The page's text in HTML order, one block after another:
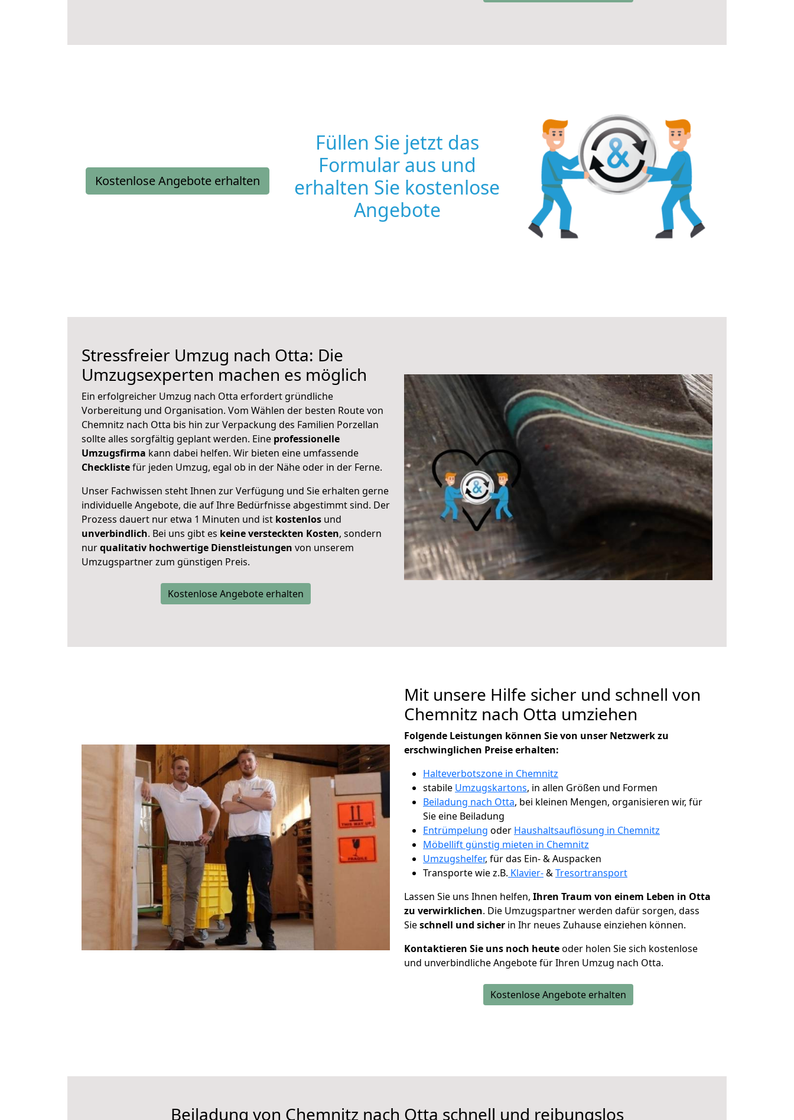
Kostenlose Angebote erhalten
Füllen Sie jetzt das
Formular aus und
erhalten Sie kostenlose
Angebote
Stressfreier Umzug nach Otta: Die
Umzugsexperten machen es möglich
Ein erfolgreicher Umzug nach Otta erfordert gründliche
Vorbereitung und Organisation. Vom Wählen der besten Route von
Chemnitz nach Otta bis hin zur Verpackung des Familien Porzellan
sollte alles sorgfältig geplant werden. Eine professionelle
Umzugsfirma kann dabei helfen. Wir bieten eine umfassende
Checklistefür jeden Umzug, egal ob in der Nähe oder in der Ferne.
Unser Fachwissen steht Ihnen zur Verfügung und Sie erhalten gerne
individuelle Angebote, die auf Ihre Bedürfnisse abgestimmt sind. Der
Prozess dauert nur etwa 1 Minuten und ist kostenlos und
unverbindlich. Bei uns gibt es keine versteckten Kosten, sondern
nurqualitativ hochwertige Dienstleistungen von unserem
Umzugspartner zum günstigen Preis.
Kostenlose Angebote erhalten
Mit unsere Hilfe sicher und schnell von
Chemnitz nach Otta umziehen
Folgende Leistungen können Sie von unser Netzwerk zu
erschwinglichen Preise erhalten:
Halteverbotszone in Chemnitz
stabile Umzugskartons, in allen Größen und Formen
Beiladung nach Otta, bei kleinen Mengen, organisieren wir, für
Sie eine Beiladung
Entrümpelung oder Haushaltsauflösung in Chemnitz
Möbellift günstig mieten in Chemnitz
Umzugshelfer, für das Ein- & Auspacken
Transporte wie z.B. Klavier-&Tresortransport
Lassen Sie uns Ihnen helfen, Ihren Traum von einem Leben in Otta
zu verwirklichen. Die Umzugspartner werden dafür sorgen, dass
Sieschnell und sicher in Ihr neues Zuhause einziehen können.
Kontaktieren Sie uns noch heuteoder holen Sie sich kostenlose
und unverbindliche Angebote für Ihren Umzug nach Otta.
Kostenlose Angebote erhalten
Beiladung von Chemnitz nach Otta schnell und reibungslos